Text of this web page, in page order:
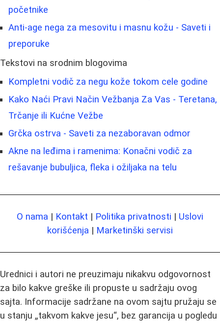
početnike
Anti-age nega za mesovitu i masnu kožu - Saveti i
preporuke
Tekstovi na srodnim blogovima
Kompletni vodič za negu kože tokom cele godine
Kako Naći Pravi Način Vežbanja Za Vas - Teretana,
Trčanje ili Kućne Vežbe
Grčka ostrva - Saveti za nezaboravan odmor
Akne na leđima i ramenima: Konačni vodič za
rešavanje bubuljica, fleka i ožiljaka na telu
O nama | Kontakt | Politika privatnosti | Uslovi
korišćenja | Marketinški servisi
Urednici i autori ne preuzimaju nikakvu odgovornost
za bilo kakve greške ili propuste u sadržaju ovog
sajta. Informacije sadržane na ovom sajtu pružaju se
u stanju „takvom kakve jesu“, bez garancija u pogledu